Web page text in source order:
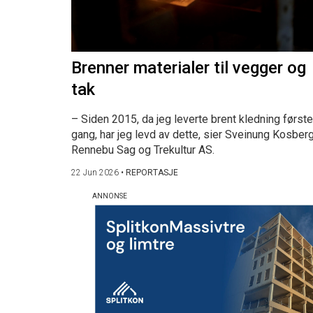
Brenner materialer til vegger og
tak
– Siden 2015, da jeg leverte brent kledning første
gang, har jeg levd av dette, sier Sveinung
Rennebu Sag og Trekultur AS.
22 Jun 2026 • REPORTASJE